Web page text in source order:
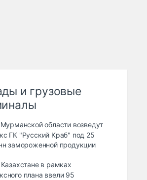
и грузовые
области возведут
ГК "Русский Краб" под 25
замороженной продукции
в рамках
плана ввели 95